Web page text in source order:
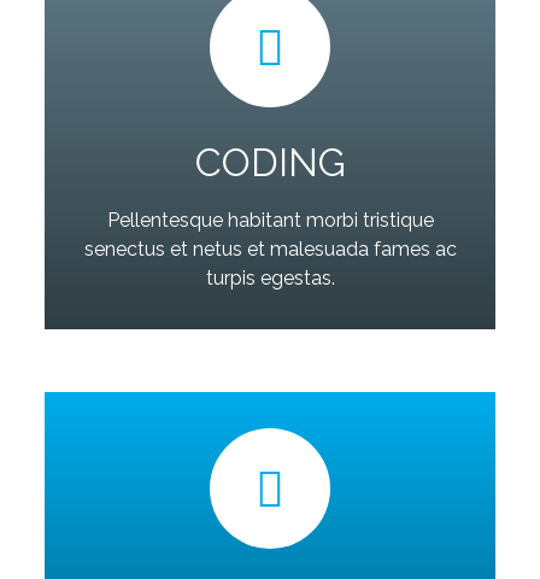
CODING
Pellentesque habitant morbi tristique
senectus et netus et malesuada fames ac
turpis egestas.